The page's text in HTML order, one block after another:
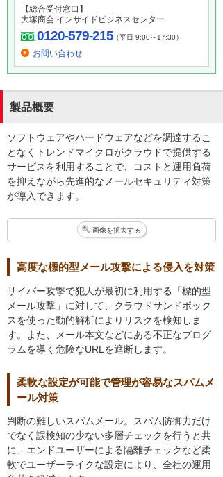
【総合受付窓口】
大塚商会 インサイドビジネスセンター
0120-579-215（平日 9:00～17:30）
お問い合わせ
製品概要
ソフトウェアやハードウェアなどを調達するこ
となくトレンドマイクロがクラウドで提供する
サービスを利用することで、コストと運用負荷
を抑えながら先進的なメールセキュリティ対策
が導入できます。
画像を拡大する
高度な標的型メール攻撃による侵入を対策
サイバー攻撃で犯人が最初に利用する「標的型
メール攻撃」に対して、クラウドサンドボック
スを使った動的解析によりリスクを検知しま
す。また、メール本文などにある不正なプログ
ラムを導く危険なURLを遮断します。
柔軟な設定が可能で管理が容易なスパムメ
ール対策
判断の難しいスパムメール。スパム防御力だけ
でなく誤検知の少ない多層チェックを行うと共
に、エンドユーザーによる隔離チェックなど柔
軟でユーザーライクな設定により、全社の運用